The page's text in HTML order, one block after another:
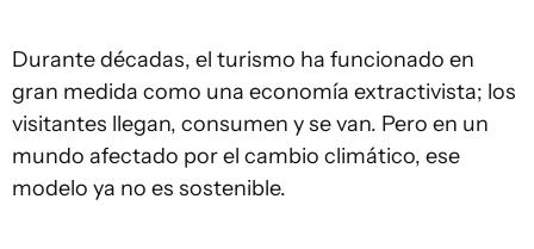
Durante décadas, el turismo ha funcionado en
gran medida como una economía extractivista; los
visitantes llegan, consumen y se van. Pero en un
mundo afectado por el cambio climático, ese
modelo ya no es sostenible.